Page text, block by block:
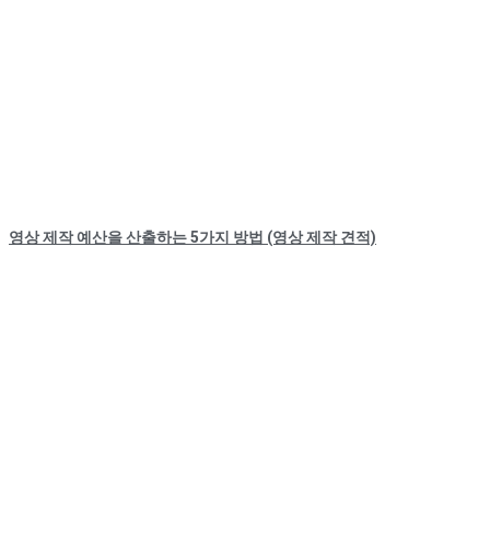
영상 제작 예산을 산출하는 5가지 방법 (영상 제작 견적)